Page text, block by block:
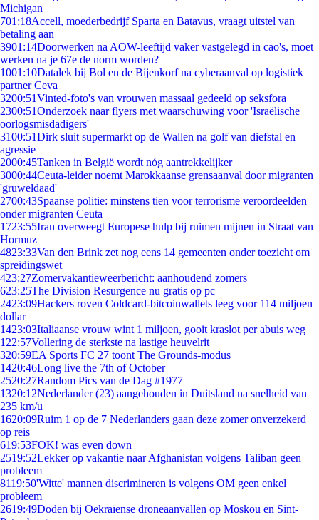
Michigan
701:18Accell, moederbedrijf Sparta en Batavus, vraagt uitstel van
betaling aan
3901:14Doorwerken na AOW-leeftijd vaker vastgelegd in cao's, moet
werken na je 67e de norm worden?
1001:10Datalek bij Bol en de Bijenkorf na cyberaanval op logistiek
partner Ceva
3200:51Vinted-foto's van vrouwen massaal gedeeld op seksfora
2300:51Onderzoek naar flyers met waarschuwing voor 'Israëlische
oorlogsmisdadigers'
3100:51Dirk sluit supermarkt op de Wallen na golf van diefstal en
agressie
2000:45Tanken in België wordt nóg aantrekkelijker
3000:44Ceuta-leider noemt Marokkaanse grensaanval door migranten
'gruweldaad'
2700:43Spaanse politie: minstens tien voor terrorisme veroordeelden
onder migranten Ceuta
1723:55Iran overweegt Europese hulp bij ruimen mijnen in Straat van
Hormuz
4823:33Van den Brink zet nog eens 14 gemeenten onder toezicht om
spreidingswet
423:27Zomervakantieweerbericht: aanhoudend zomers
623:25The Division Resurgence nu gratis op pc
2423:09Hackers roven Coldcard-bitcoinwallets leeg voor 114 miljoen
dollar
1423:03Italiaanse vrouw wint 1 miljoen, gooit kraslot per abuis weg
1 22:57Vollering de sterkste na lastige heuvelrit
320:59EA Sports FC 27 toont The Grounds-modus
1420:46Long live the 7th of October
2520:27Random Pics van de Dag #1977
1320:12Nederlander (23) aangehouden in Duitsland na snelheid van
235 km/u
1620:09Ruim 1 op de 7 Nederlanders gaan deze zomer onverzekerd
op reis
619:53FOK! was even down
2519:52Lekker op vakantie naar Afghanistan volgens Taliban geen
probleem
8119:50'Witte' mannen discrimineren is volgens OM geen enkel
probleem
2619:49Doden bij Oekraïense droneaanvallen op Moskou en Sint-